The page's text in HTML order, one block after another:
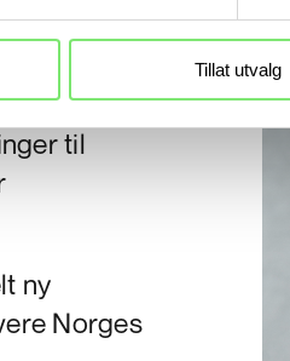
Tillat utvalg
unge og
til
ny
Norges